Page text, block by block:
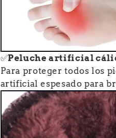
✅Peluche artificial
Para proteger todos los
artificial espesado para